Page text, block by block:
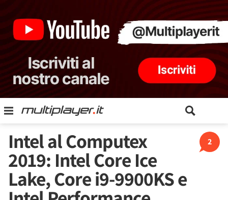
2
Intel al Computex
2019: Intel Core Ice
Lake, Core i9-9900KS e